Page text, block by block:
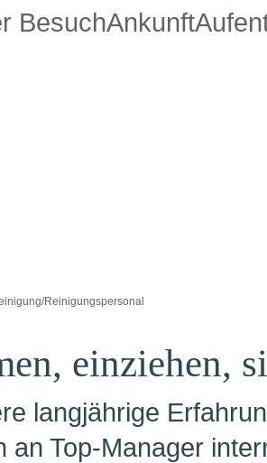
BesuchAnkunft
Reinigungspersonal
einziehen,
langjährige
an Top-Manager